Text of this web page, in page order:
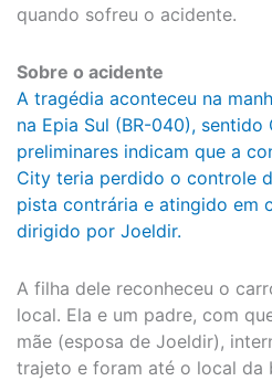
quando sofreu o acidente.
Sobre o acidente
A tragédia aconteceu na
na Epia Sul (BR-040), sentido
preliminares indicam que a
City teria perdido o controle
pista contrária e atingido em
dirigido por Joeldir.
A filha dele reconheceu o
local. Ela e um padre, com
mãe (esposa de Joeldir),
trajeto e foram até o local da